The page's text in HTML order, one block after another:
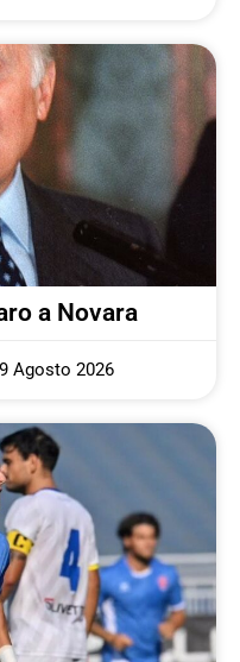
a Novara
9 Agosto 2026